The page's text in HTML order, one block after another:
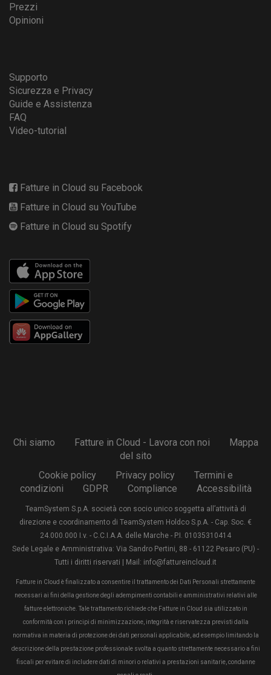
Prezzi
Opinioni
Supporto
Sicurezza e Privacy
Guide e Assistenza
FAQ
Video-tutorial
Fatture in Cloud su Facebook
Fatture in Cloud su YouTube
Fatture in Cloud su Spotify
Chi siamo Fatture in Cloud - Lavora con noi
Mappa
del sito
Cookie policy
Privacy policy
Termini e
condizioni
GDPR Compliance Accessibilità
TeamSystem S.p.A. società con socio unico soggetta all’attività di
direzione e coordinamento di TeamSystem Holdco S.p.A. - Cap. Soc. €
24.000.000 I.v. - C.C.I.A.A. delle Marche - P.I. 01035310414
Sede Legale e Amministrativa: Via Sandro Pertini, 88 - 61122 Pesaro (PU) -
Tutti i diritti riservati | Mail: info@fattureincloud.it
Fatture in Cloud è finalizzato a consentire il trattamento dei Dati Personali strettamente
necessari ai fini della gestione degli adempimenti contabili e amministrativi relativi alle
fatture elettroniche. Tale trattamento richiede che Fatture in Cloud sia utilizzato in
conformità con i principi di minimizzazione, integrità e riservatezza previsti dalla
normativa in materia di protezione dei dati personali applicabile, ad esempio limitando la
descrizione della prestazione professionale svolta a quanto strettamente necessario a fini
fiscali per evitare di includere dati di minori o relativi a prestazioni sanitarie, condanne